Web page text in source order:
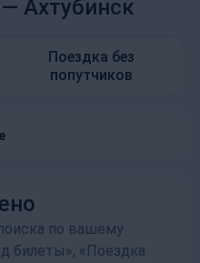
Ахтубинск
Поездка без
попутчиков
по вашему
билеты», «Поездка